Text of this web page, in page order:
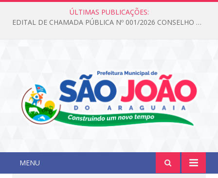
ÚLTIMAS PUBLICAÇÕES:
Edital de Chamada Pública N°001/2026 Conselho CMAS
MENU